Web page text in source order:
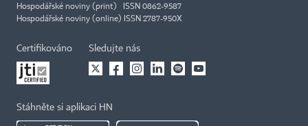
Hospodářské noviny (print) ISSN 0862-9587
Hospodářské noviny (online) ISSN 2787-950X
Certifikováno Sledujte nás
Stáhněte si aplikaci HN